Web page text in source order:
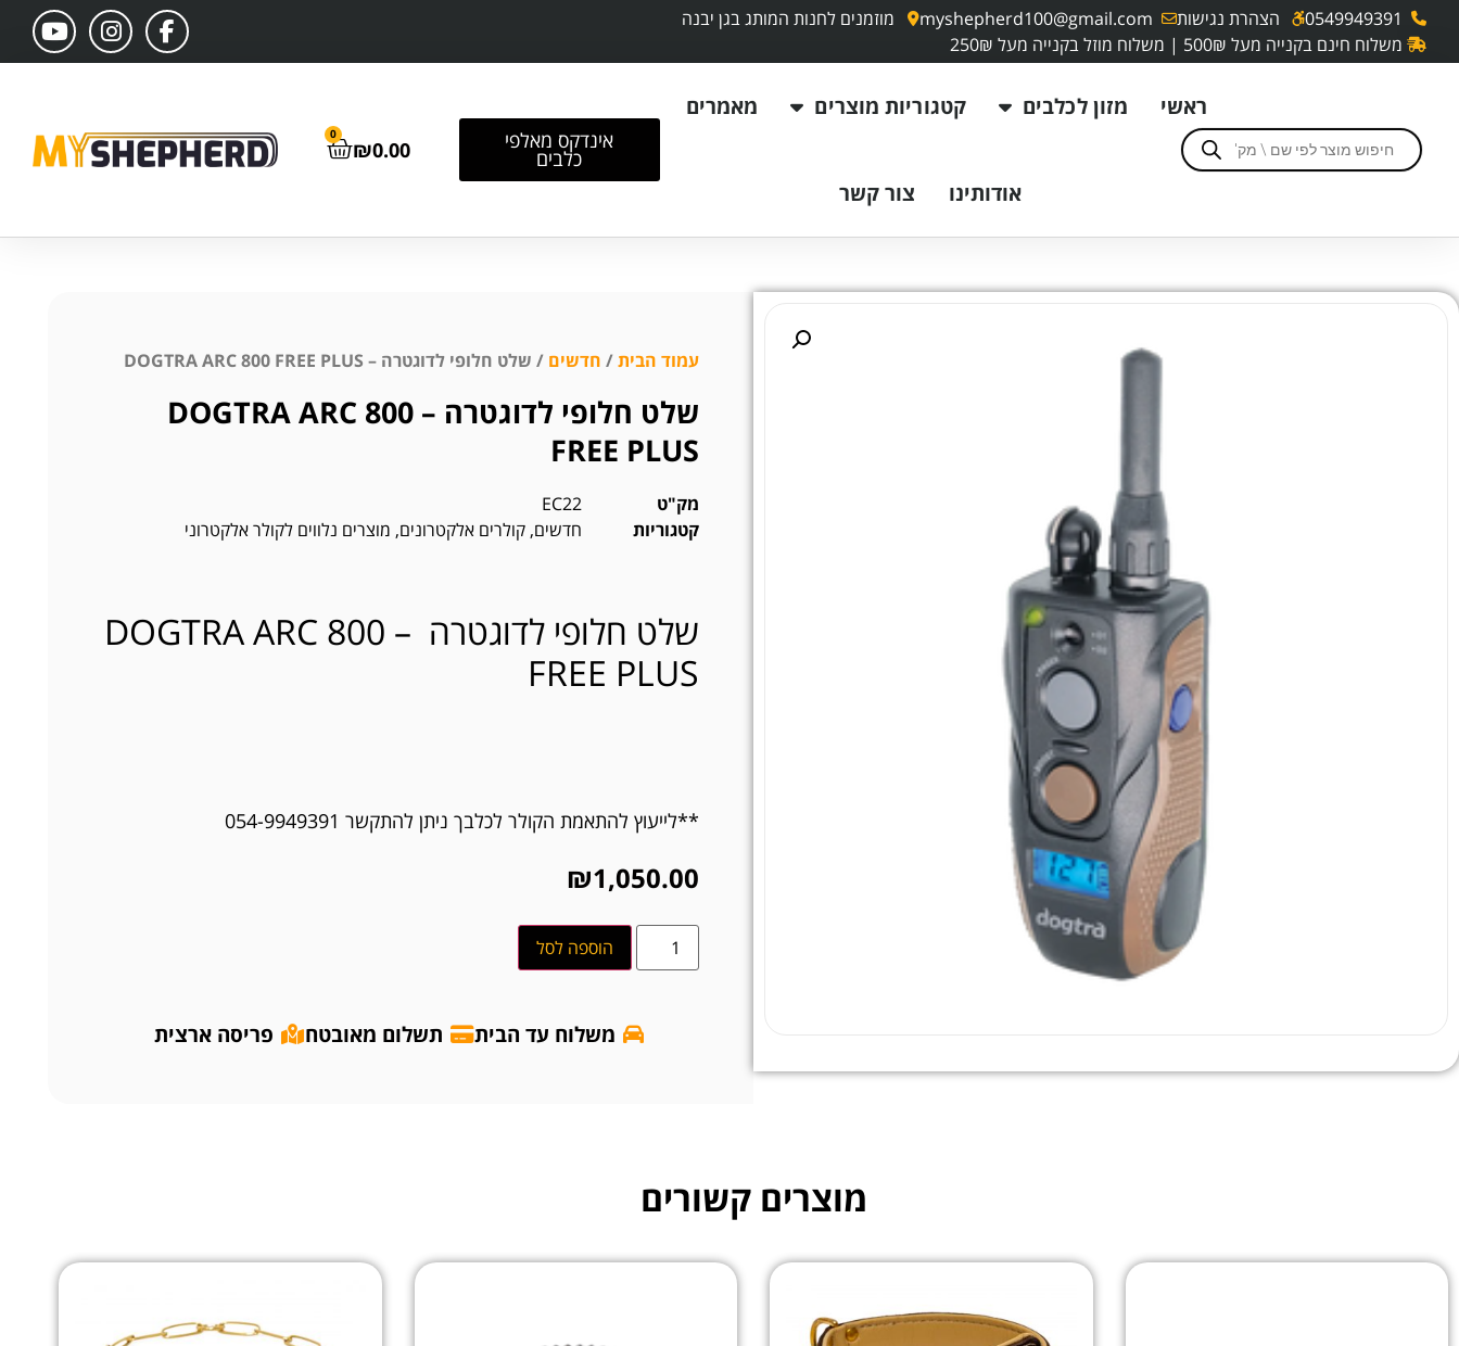
0549949391 הצהרת נגישות myshepherd100@gmail.com
מוזמנים לחנות המותג בגן יבנה
משלוח חינם בקנייה מעל 500₪ | משלוח מוזל בקנייה מעל 250₪
ראשי מזון לכלבים קטגוריות מוצרים מאמרים
אודותינו צור קשר
אינדקס מאלפי
כלבים ₪0.00
0
עמוד הבית/ חדשים / שלט חלופי לדוגטרה – DOGTRA ARC 800 FREE PLUS
שלט חלופי לדוגטרה – DOGTRA ARC 800
FREE PLUS
מק"ט
EC22
קטגוריות
חדשים, קולרים אלקטרונים, מוצרים נלווים לקולר אלקטרוני
שלט חלופי לדוגטרה – DOGTRA ARC 800
FREE PLUS
**לייעוץ להתאמת הקולר לכלבך ניתן להתקשר 054-9949391
₪1,050.00
הוספה לסל
משלוח עד הבית תשלום מאובטח פריסה ארצית
מוצרים קשורים